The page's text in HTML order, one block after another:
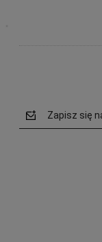
Szybko, tanio i profesjonalnie.
Dobra jakość w świetnej cenie
Zapisz się